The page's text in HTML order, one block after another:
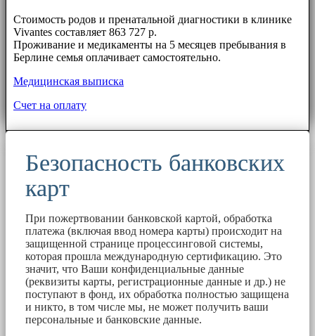
Стоимость родов и пренатальной диагностики в клинике
Vivantes составляет 863 727 р.
Проживание и медикаменты на 5 месяцев пребывания в
Берлине семья оплачивает самостоятельно.
Медицинская выписка
Счет на оплату
Безопасность банковских
карт
При пожертвовании банковской картой, обработка
платежа (включая ввод номера карты) происходит на
защищенной странице процессинговой системы,
которая прошла международную сертификацию. Это
значит, что Ваши конфиденциальные данные
(реквизиты карты, регистрационные данные и др.) не
поступают в фонд, их обработка полностью защищена
и никто, в том числе мы, не может получить ваши
персональные и банковские данные.